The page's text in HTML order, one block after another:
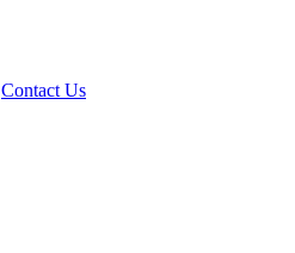
Contact Us